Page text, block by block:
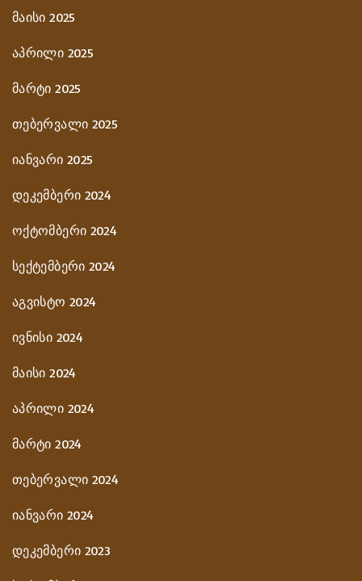
მაისი 2025
აპრილი 2025
მარტი 2025
თებერვალი 2025
იანვარი 2025
დეკემბერი 2024
ოქტომბერი 2024
სექტემბერი 2024
აგვისტო 2024
ივნისი 2024
მაისი 2024
აპრილი 2024
მარტი 2024
თებერვალი 2024
იანვარი 2024
დეკემბერი 2023